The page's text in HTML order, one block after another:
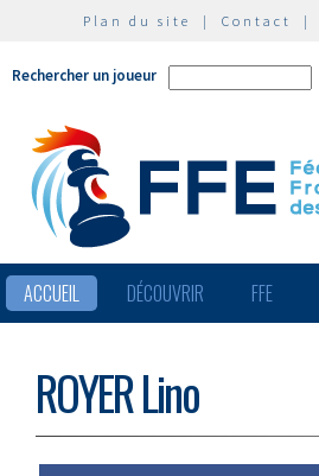
Plan du site | Contact |
Rechercher un joueur
ACCUEIL DÉCOUVRIR FFE
ROYER Lino